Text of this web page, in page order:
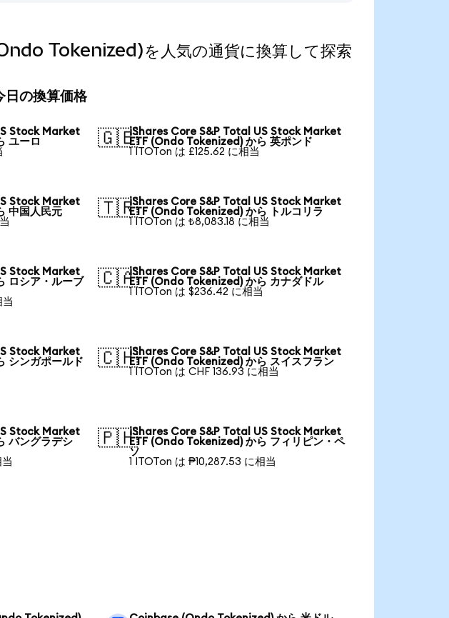
Tokenized)を人気の通貨に換算して探索
日の換算価格
Stock Market
ユーロ
🇬🇧iShares Core S&P Total US Stock Market
ETF (Ondo Tokenized) から 英ポンド
1 ITOTon は £125.62 に相当
Stock Market
中国人民元
🇹🇷iShares Core S&P Total US Stock Market
ETF (Ondo Tokenized) から トルコリラ
1 ITOTon は ₺8,083.18 に相当
Stock Market
ロシア・ルーブ
当
🇨🇦iShares Core S&P Total US Stock Market
ETF (Ondo Tokenized) から カナダドル
1 ITOTon は $236.42 に相当
Stock Market
シンガポールド
🇨🇭iShares Core S&P Total US Stock Market
ETF (Ondo Tokenized) から スイスフラン
1 ITOTon は CHF 136.93 に相当
Stock Market
バングラデシ
🇵🇭iShares Core S&P Total US Stock Market
ETF (Ondo Tokenized) から フィリピン・ペ
ソ
1 ITOTon は ₱10,287.53 に相当